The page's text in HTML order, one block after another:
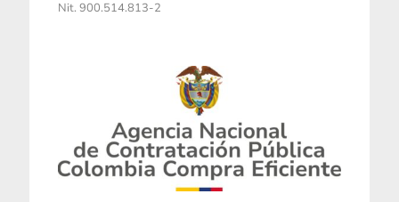
Nit. 900.514.813-2